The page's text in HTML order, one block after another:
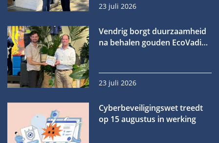
23 juli 2026
Vendrig borgt duurzaamheid
na behalen gouden EcoVadis-
23 juli 2026
Cyberbeveiligingswet treedt
op 15 augustus in werking